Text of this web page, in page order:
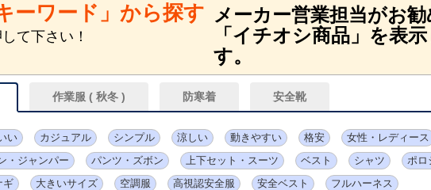
ーワード」から探す
て下さい！
メーカー営業担当がお
「イチオシ商品」を表示
す。
作業服 ( 秋冬 ) 防寒着 安全靴
い カジュアル シンプル 涼しい 動きやすい 格安
女性・レディース
・ジャンパー パンツ・ズボン 上下セット・スーツ ベスト シャツ
ポロ
ギ 大きいサイズ 空調服 高視認安全服 安全ベスト
フルハーネス